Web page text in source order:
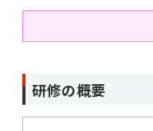
研修の概要